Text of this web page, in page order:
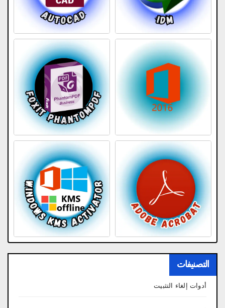
التصنيفات
أدوات إلغاء التثبيت